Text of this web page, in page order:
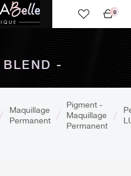
panier
0
-
Maquillage
Permanent
Pigment -
Maquillage
Permanent